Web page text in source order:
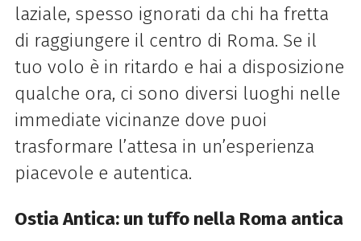
laziale, spesso ignorati da chi ha fretta
di raggiungere il centro di Roma. Se il
tuo volo è in ritardo e hai a disposizione
qualche ora, ci sono diversi luoghi nelle
immediate vicinanze dove puoi
trasformare l’attesa in un’esperienza
piacevole e autentica.
Ostia Antica: un tuffo nella Roma antica